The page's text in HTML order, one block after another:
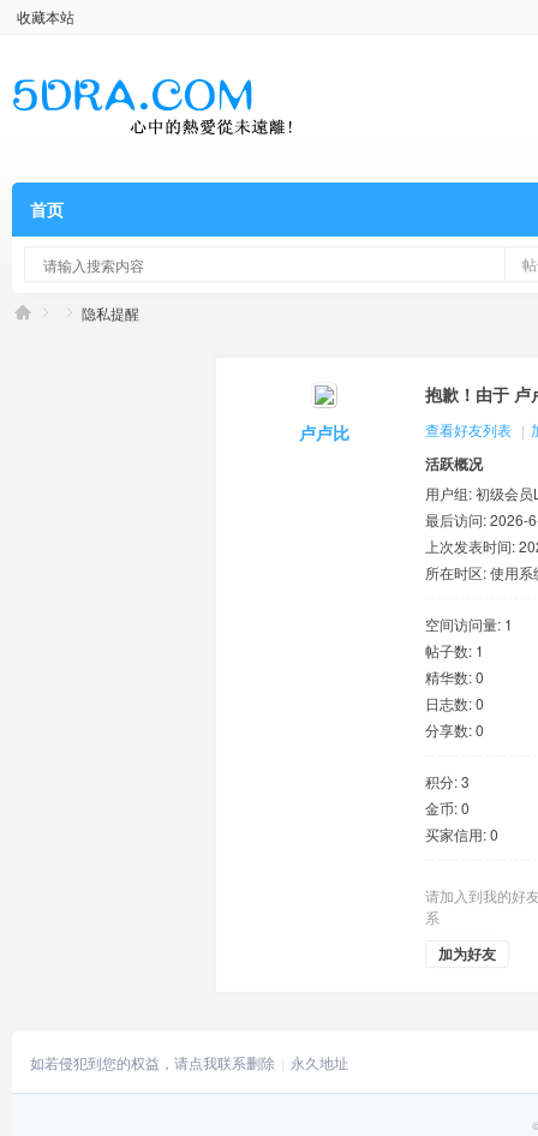
收藏本站
首页
隐私提醒
卢卢比
抱歉！由于 卢
查看好友列表 |
活跃概况
用户组:初级会员
最后访问: 2026-
上次发表时间:
所在时区: 使用系
空间访问量: 1
帖子数: 1
精华数: 0
日志数: 0
分享数: 0
积分: 3
金币: 0
买家信用: 0
请加入到我的好
系
加为好友
如若侵犯到您的权益，请点我联系删除 永久地址